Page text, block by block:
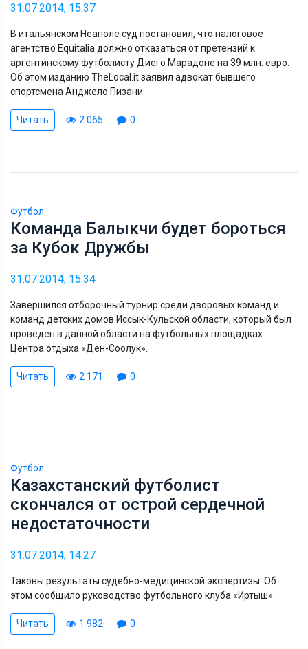
31.07.2014, 15:37
В итальянском Неаполе суд постановил, что налоговое
агентство Equitalia должно отказаться от претензий к
аргентинскому футболисту Диего Марадоне на 39 млн. евро.
Об этом изданию TheLocal.it заявил адвокат бывшего
спортсмена Анджело Пизани.
Читать 2 065 0
Футбол
Команда Балыкчи будет бороться
за Кубок Дружбы
31.07.2014, 15:34
Завершился отборочный турнир среди дворовых команд и
команд детских домов Иссык-Кульской области, который был
проведен в данной области на футбольных площадках
Центра отдыха «Ден-Соолук».
Читать 2 171 0
Футбол
Казахстанский футболист
скончался от острой сердечной
недостаточности
31.07.2014, 14:27
Таковы результаты судебно-медицинской экспертизы. Об
этом сообщило руководство футбольного клуба «Иртыш».
Читать 1 982 0